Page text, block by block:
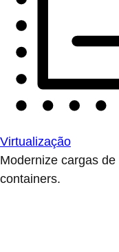
Virtualização
Modernize cargas
containers.